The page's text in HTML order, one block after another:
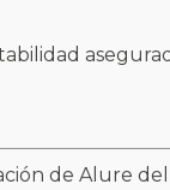
de Alure